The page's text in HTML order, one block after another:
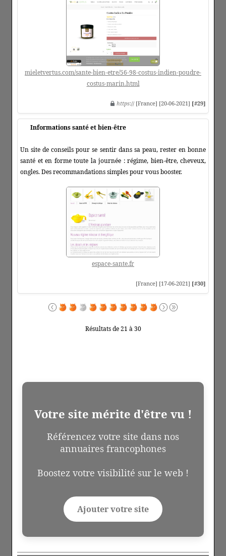
mieletvertus.com/sante-bien-etre/56-98-costus-indien-poudre-
costus-marin.html
https:// [France] [20-06-2021] [#29]
Informations santé et bien-être
Un site de conseils pour se sentir dans sa peau, rester en bonne
santé et en forme toute la journée : régime, bien-être, cheveux,
ongles. Des recommandations simples pour vous booster.
espace-sante.fr
[France] [17-06-2021] [#30]
Résultats de 21 à 30
Votre site mérite d'être vu !
Référencez votre site dans nos
annuaires francophones
Boostez votre visibilité sur le web !
Ajouter votre site